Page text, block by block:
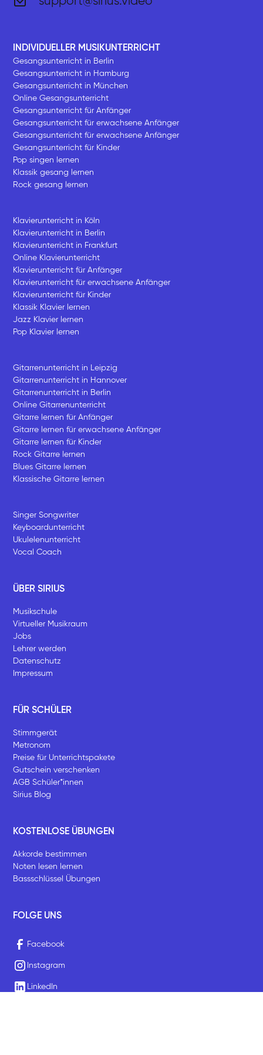
INDIVIDUELLER MUSIKUNTERRICHT
Gesangsunterricht in Berlin
Gesangsunterricht in Hamburg
Gesangsunterricht in München
Online Gesangsunterricht
Gesangsunterricht für Anfänger
Gesangsunterricht für erwachsene Anfänger
Gesangsunterricht für erwachsene Anfänger
Gesangsunterricht für Kinder
Pop singen lernen
Klassik gesang lernen
Rock gesang lernen
Klavierunterricht in Köln
Klavierunterricht in Berlin
Klavierunterricht in Frankfurt
Online Klavierunterricht
Klavierunterricht für Anfänger
Klavierunterricht für erwachsene Anfänger
Klavierunterricht für Kinder
Klassik Klavier lernen
Jazz Klavier lernen
Pop Klavier lernen
Gitarrenunterricht in Leipzig
Gitarrenunterricht in Hannover
Gitarrenunterricht in Berlin
Online Gitarrenunterricht
Gitarre lernen für Anfänger
Gitarre lernen für erwachsene Anfänger
Gitarre lernen für Kinder
Rock Gitarre lernen
Blues Gitarre lernen
Klassische Gitarre lernen
Singer Songwriter
Keyboardunterricht
Ukulelenunterricht
Vocal Coach
ÜBER SIRIUS
Musikschule
Virtueller Musikraum
Jobs
Lehrer werden
Datenschutz
Impressum
FÜR SCHÜLER
Stimmgerät
Metronom
Preise für Unterrichtspakete
Gutschein verschenken
AGB Schüler*innen
Sirius Blog
KOSTENLOSE ÜBUNGEN
Akkorde bestimmen
Noten lesen lernen
Bassschlüssel Übungen
FOLGE UNS
Facebook
Instagram
LinkedIn